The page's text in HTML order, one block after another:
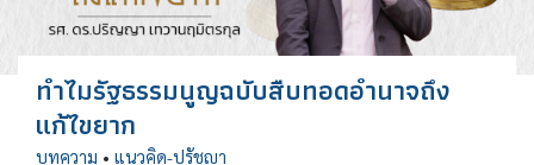
ทำไมรัฐธรรมนูญฉบับสืบทอดอำนาจถึง
แก้ไขยาก
บทความ • แนวคิด-ปรัชญา